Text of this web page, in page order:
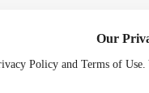
Our
Policy and Terms of Use.